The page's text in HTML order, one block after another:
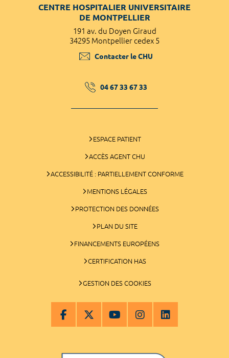
CENTRE HOSPITALIER UNIVERSITAIRE
DE MONTPELLIER
191 av. du Doyen Giraud
34295 Montpellier cedex 5
Contacter le CHU
04 67 33 67 33
ESPACE PATIENT
ACCÈS AGENT CHU
ACCESSIBILITÉ : PARTIELLEMENT CONFORME
MENTIONS LÉGALES
PROTECTION DES DONNÉES
PLAN DU SITE
FINANCEMENTS EUROPÉENS
CERTIFICATION HAS
GESTION DES COOKIES